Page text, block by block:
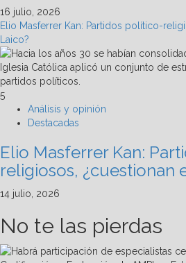
16 julio, 2026
Elio Masferrer Kan: Partidos político-
Laico?
5
Análisis y opinión
Destacadas
Elio Masferrer Kan:
religiosos, ¿cuestionan
14 julio, 2026
No te las pierdas